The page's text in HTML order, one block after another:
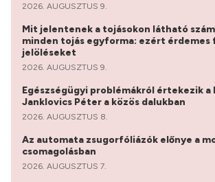
2026. AUGUSZTUS 9.
Mit jelentenek a tojásokon látható
minden tojás egyforma: ezért érdemes
jelöléseket
2026. AUGUSZTUS 9.
Egészségügyi problémákról értekezik a
Janklovics Péter a közös dalukban
2026. AUGUSZTUS 8.
Az automata zsugorfóliázók előnye a
csomagolásban
2026. AUGUSZTUS 7.